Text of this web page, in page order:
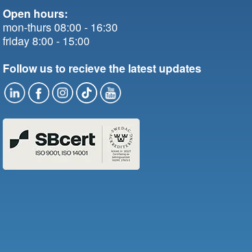
Open hours:
mon-thurs 08:00 - 16:30
friday 8:00 - 15:00
Follow us to recieve the latest updates